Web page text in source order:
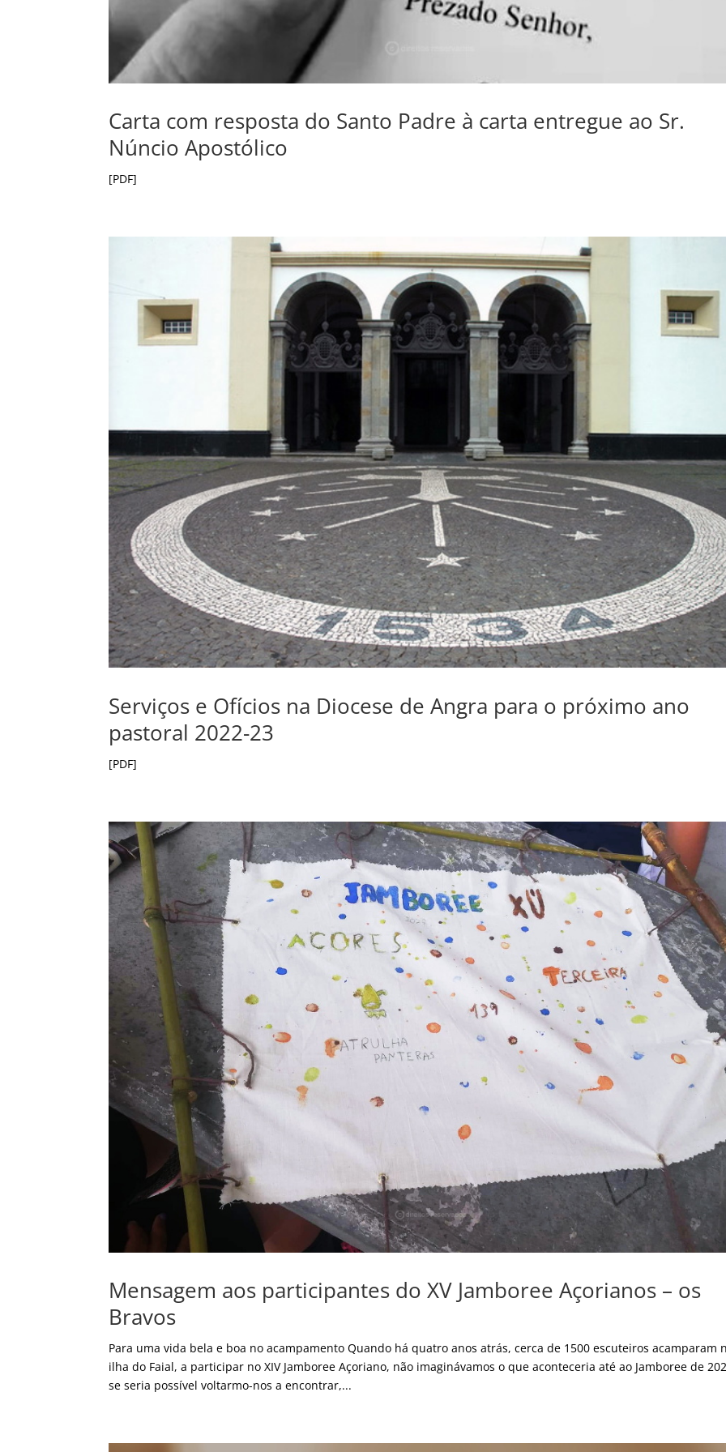
Carta com resposta do Santo Padre à carta entregue ao Sr.
Núncio Apostólico
[PDF]
Serviços e Ofícios na Diocese de Angra para o próximo ano
pastoral 2022-23
[PDF]
Mensagem aos participantes do XV Jamboree Açorianos – os
Bravos
Para uma vida bela e boa no acampamento Quando há quatro anos atrás, cerca de 1500 escuteiros acamparam
ilha do Faial, a participar no XIV Jamboree Açoriano, não imaginávamos o que aconteceria até ao Jamboree de
se seria possível voltarmo-nos a encontrar,...